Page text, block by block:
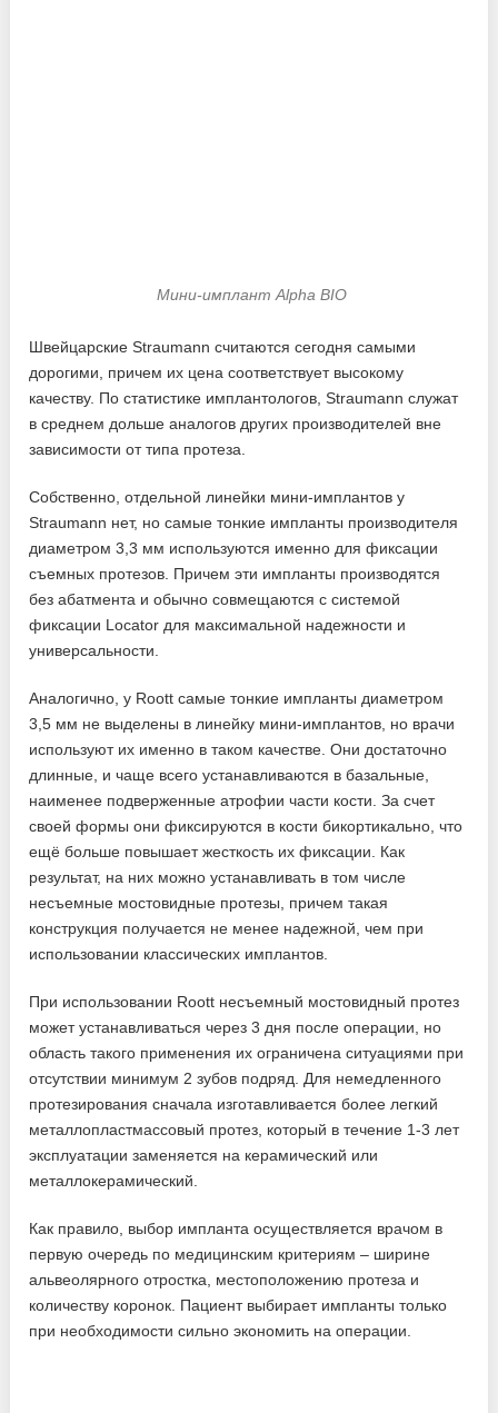
Мини-имплант Alpha BIO
Швейцарские Straumann считаются сегодня самыми
дорогими, причем их цена соответствует высокому
качеству. По статистике имплантологов, Straumann служат
в среднем дольше аналогов других производителей вне
зависимости от типа протеза.
Собственно, отдельной линейки мини-имплантов у
Straumann нет, но самые тонкие импланты производителя
диаметром 3,3 мм используются именно для фиксации
съемных протезов. Причем эти импланты производятся
без абатмента и обычно совмещаются с системой
фиксации Locator для максимальной надежности и
универсальности.
Аналогично, у Roott самые тонкие импланты диаметром
3,5 мм не выделены в линейку мини-имплантов, но врачи
используют их именно в таком качестве. Они достаточно
длинные, и чаще всего устанавливаются в базальные,
наименее подверженные атрофии части кости. За счет
своей формы они фиксируются в кости бикортикально, что
ещё больше повышает жесткость их фиксации. Как
результат, на них можно устанавливать в том числе
несъемные мостовидные протезы, причем такая
конструкция получается не менее надежной, чем при
использовании классических имплантов.
При использовании Roott несъемный мостовидный протез
может устанавливаться через 3 дня после операции, но
область такого применения их ограничена ситуациями при
отсутствии минимум 2 зубов подряд. Для немедленного
протезирования сначала изготавливается более легкий
металлопластмассовый протез, который в течение 1-3 лет
эксплуатации заменяется на керамический или
металлокерамический.
Как правило, выбор импланта осуществляется врачом в
первую очередь по медицинским критериям – ширине
альвеолярного отростка, местоположению протеза и
количеству коронок. Пациент выбирает импланты только
при необходимости сильно экономить на операции.